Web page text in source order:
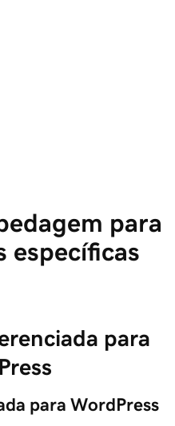
para
específicas
para
para WordPress